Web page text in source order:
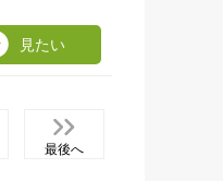
見たい
最後へ